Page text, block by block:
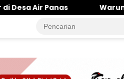
Warung Makan Dipantai